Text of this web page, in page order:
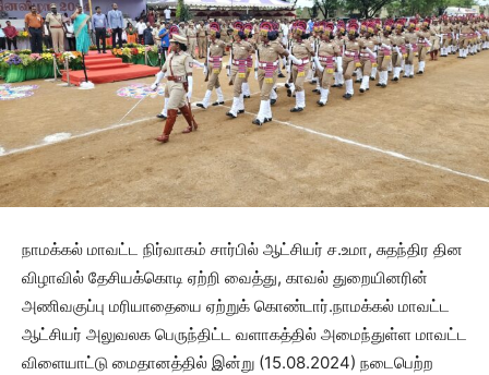
நாமக்கல் மாவட்ட நிர்வாகம் சார்பில் ஆட்சியர் ச.உமா, சுதந்திர தின
விழாவில் தேசியக்கொடி ஏற்றி வைத்து, காவல் துறையினரின்
அணிவகுப்பு மரியாதையை ஏற்றுக் கொண்டார்.நாமக்கல் மாவட்ட
ஆட்சியர் அலுவலக பெருந்திட்ட வளாகத்தில் அமைந்துள்ள மாவட்ட
விளையாட்டு மைதானத்தில் இன்று (15.08.2024) நடைபெற்ற